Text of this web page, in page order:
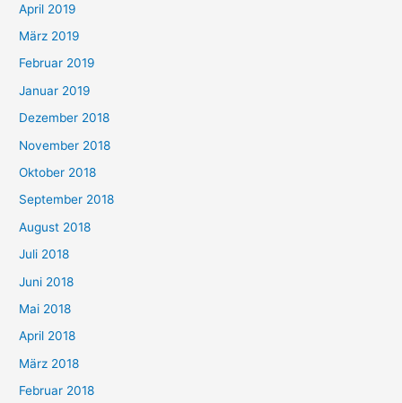
April 2019
März 2019
Februar 2019
Januar 2019
Dezember 2018
November 2018
Oktober 2018
September 2018
August 2018
Juli 2018
Juni 2018
Mai 2018
April 2018
März 2018
Februar 2018